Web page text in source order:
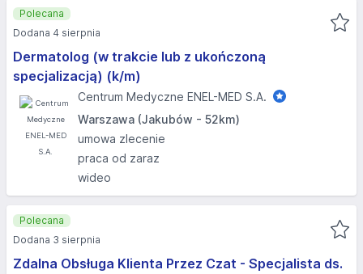
Dermatolog (w trakcie lub z ukończoną
specjalizacją) (k/m)
Centrum Medyczne ENEL-MED S.A.
Warszawa (Jakubów - 52km)
umowa zlecenie
praca od zaraz
wideo
Polecana
Dodana 4 sierpnia
Zdalna Obsługa Klienta Przez Czat - Specjalista ds.
Polecana
Dodana 3 sierpnia